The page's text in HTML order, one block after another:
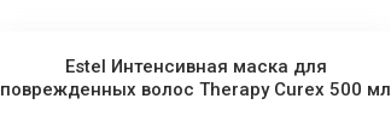
Estel Интенсивная маска для
поврежденных волос Therapy Curex 500 мл